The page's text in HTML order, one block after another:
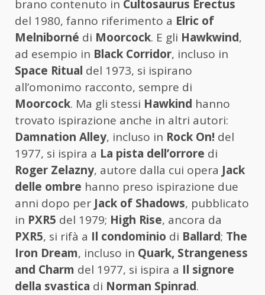
brano contenuto in Cultosaurus Erectus
del 1980, fanno riferimento a Elric of
Melniborné di Moorcock. E gli Hawkwind,
ad esempio in Black Corridor, incluso in
Space Ritual del 1973, si ispirano
all’omonimo racconto, sempre di
Moorcock. Ma gli stessi Hawkind hanno
trovato ispirazione anche in altri autori:
Damnation Alley, incluso in Rock On! del
1977, si ispira a La pista dell’orrore di
Roger Zelazny, autore dalla cui opera Jack
delle ombre hanno preso ispirazione due
anni dopo per Jack of Shadows, pubblicato
in PXR5 del 1979; High Rise, ancora da
PXR5, si rifà a Il condominio di Ballard; The
Iron Dream, incluso in Quark, Strangeness
and Charm del 1977, si ispira a Il signore
della svastica di Norman Spinrad.